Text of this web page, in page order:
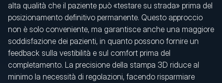
alta qualità che il paziente può «testare su strada» prima del
posizionamento definitivo permanente. Questo approccio
non è solo conveniente, ma garantisce anche una maggiore
soddisfazione dei pazienti, in quanto possono fornire un
feedback sulla vestibilità e sul comfort prima del
completamento. La precisione della stampa 3D riduce al
minimo la necessità di regolazioni, facendo risparmiare